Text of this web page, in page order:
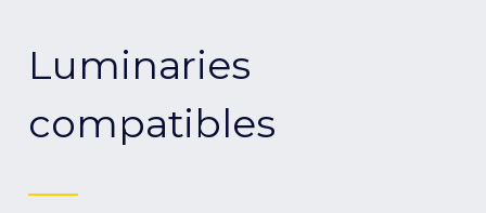
Luminaries
compatibles